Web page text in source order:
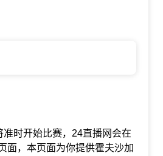
时开始比赛，24直播网会在
面，本页面为你提供霍夫沙加